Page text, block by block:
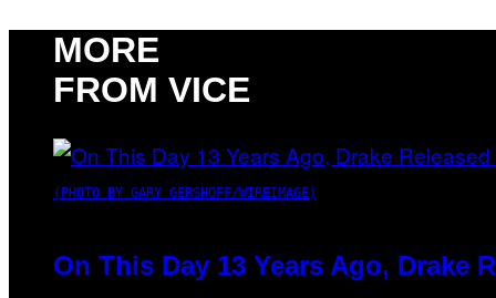
MORE
FROM VICE
(PHOTO BY GARY GERSHOFF/WIREIMAGE)
On This Day 13 Years Ago, Drake